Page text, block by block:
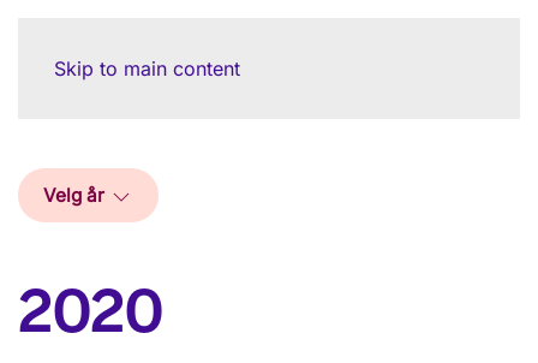
Skip to main content
Velg år
2020